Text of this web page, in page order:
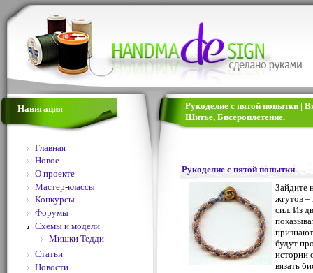
Навигация
Главная
Новое
О проекте
Мастер-классы
Конкурсы
Форумы
Схемы и модели
Мишки Тедди
Статьи
Новости
Рукоделие с пятой попытки |
Шитье, Бисероплетение.
Рукоделие с пятой попытки
Зайдите
жгутов –
сил. Из
будут
истории
вязать